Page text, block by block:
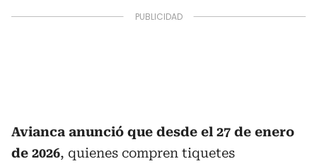
Avianca anunció que desde el 27 de enero
de 2026, quienes compren tiquetes